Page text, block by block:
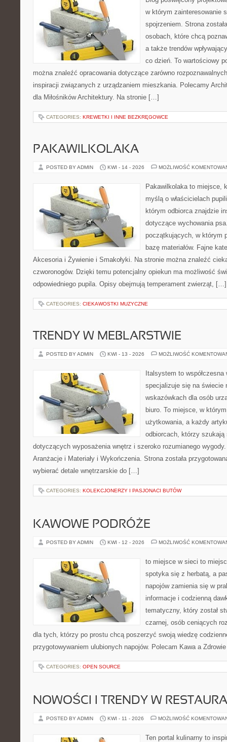
w którym zainteresowanie
spojrzeniem. Strona
osobach, które chcą
a także trendów
co dzień. To wartościowy
można znaleźć opracowania dotyczące zarówno
inspiracji związanych z urządzaniem mieszkania. Polecamy
dla Miłośników Architektury. Na stronie […]
CATEGORIES: KREWETKI I INNE BEZKRĘGOWCE
PAKAWILKOLAKA
POSTED BY ADMIN KWI - 14 - 2026 MOŻLIWOŚĆ
Pakawilkolaka to miejsce,
myślą o właścicielach
którym odbiorca znajdzie
dotyczące wychowania
początkujących, w którym
bazę materiałów. Fajne
Akcesoria i Żywienie i Smakołyki. Na stronie można znaleźć
czworonogów. Dzięki temu potencjalny opiekun ma możliwość
odpowiedniego pupila. Opisy obejmują temperament zwierząt, […]
CATEGORIES: CIEKAWOSTKI MUZYCZNE
TRENDY W MEBLARSTWIE
POSTED BY ADMIN KWI - 13 - 2026 MOŻLIWOŚĆ
Italsystem to
specjalizuje się na świecie
wskazówkach dla osób
biuro. To miejsce, w
użytkowania, a każdy
odbiorcach, którzy szukają
dotyczących wyposażenia wnętrz i szeroko rozumianego
Aranżacje i Materiały i Wykończenia. Strona została
wybierać detale wnętrzarskie do […]
CATEGORIES: KOLEKCJONERZY I PASJONACI BUTÓW
KAWOWE PODRÓŻE
POSTED BY ADMIN KWI - 12 - 2026 MOŻLIWOŚĆ
to miejsce w sieci to
spotyka się z herbatą, a
napojów zamienia się w
informacje i codzienną
tematyczny, który został
czarnej, osób ceniących
dla tych, którzy po prostu chcą poszerzyć swoją wiedzę
przygotowywaniem ulubionych napojów. Polecam Kawa a
CATEGORIES: OPEN SOURCE
NOWOŚCI I TRENDY W
POSTED BY ADMIN KWI - 11 - 2026 MOŻLIWOŚĆ
Ten portal kulinarny to